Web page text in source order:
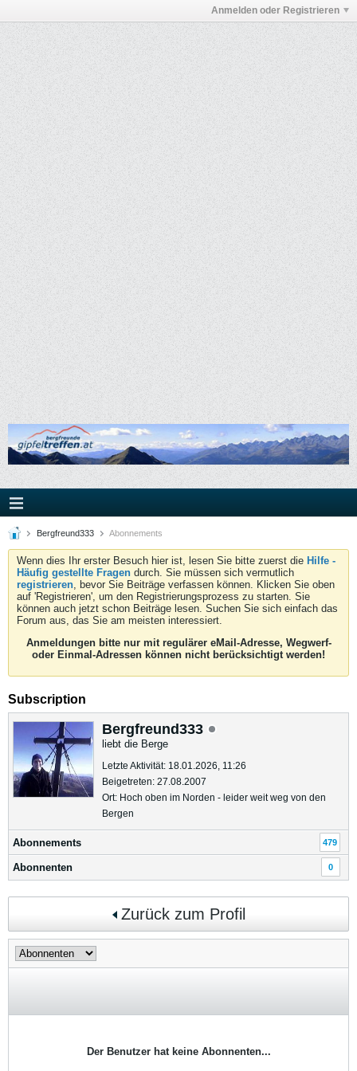
Anmelden oder Registrieren
Bergfreund333 Abonnements
Wenn dies Ihr erster Besuch hier ist, lesen Sie bitte zuerst die Hilfe -
Häufig gestellte Fragen durch. Sie müssen sich vermutlich
registrieren, bevor Sie Beiträge verfassen können. Klicken Sie oben
auf 'Registrieren', um den Registrierungsprozess zu starten. Sie
können auch jetzt schon Beiträge lesen. Suchen Sie sich einfach das
Forum aus, das Sie am meisten interessiert.
Anmeldungen bitte nur mit regulärer eMail-Adresse, Wegwerf-
oder Einmal-Adressen können nicht berücksichtigt werden!
Subscription
Bergfreund333
liebt die Berge
Letzte Aktivität: 18.01.2026, 11:26
Beigetreten: 27.08.2007
Ort: Hoch oben im Norden - leider weit weg von den
Bergen
Abonnements 479
Abonnenten 0
Zurück zum Profil
Der Benutzer hat keine Abonnenten...